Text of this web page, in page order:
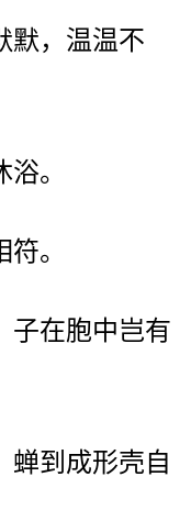
默，温温不
。
。
子在胞中岂有
蝉到成形壳自